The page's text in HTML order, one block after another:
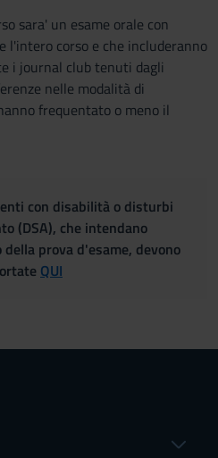
sara' un esame orale con
l'intero corso e che includeranno
i journal club tenuti dagli
nelle modalità di
frequentato o meno il
con disabilità o disturbi
(DSA), che intendano
prova d'esame, devono
QUI